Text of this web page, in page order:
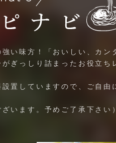
い味方！「おいしい、カン
ぎっしり詰まったお役立ち
置していますので、ご自由
ざいます。予めご了承下さい